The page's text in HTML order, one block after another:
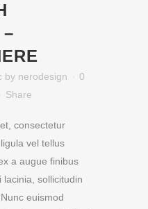
–
by nerodesign
0
Share
consectetur
vel tellus
a augue finibus
lacinia, sollicitudin
euismod